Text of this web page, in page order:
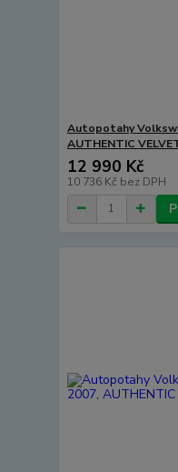
Autopotahy
AUTHENTIC
12 990 Kč
10 736 Kč bez DPH